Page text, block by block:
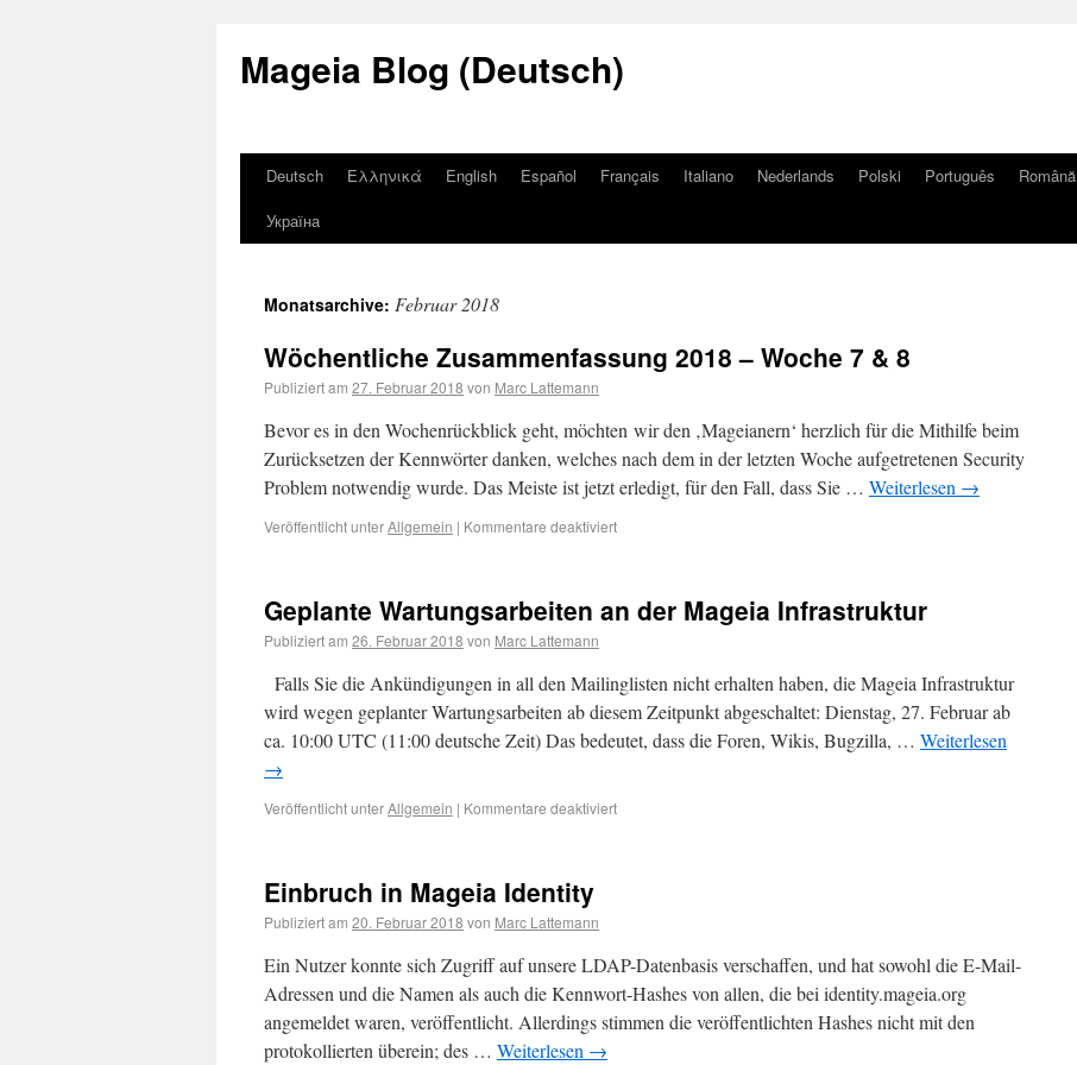
Mageia Blog (Deutsch)
Deutsch Ελληνικά English Español Français Italiano Nederlands Polski Português Română
Україна
Monatsarchive: Februar 2018
Wöchentliche Zusammenfassung 2018 – Woche 7 & 8
Publiziert am 27. Februar 2018 von Marc Lattemann
Bevor es in den Wochenrückblick geht, möchten wir den ‚Mageianern‘ herzlich für die Mithilfe beim
Zurücksetzen der Kennwörter danken, welches nach dem in der letzten Woche aufgetretenen Security
Problem notwendig wurde. Das Meiste ist jetzt erledigt, für den Fall, dass Sie … Weiterlesen →
Veröffentlicht unterAllgemein | Kommentare deaktiviert
Geplante Wartungsarbeiten an der Mageia Infrastruktur
Publiziert am 26. Februar 2018 von Marc Lattemann
Falls Sie die Ankündigungen in all den Mailinglisten nicht erhalten haben, die Mageia Infrastruktur
wird wegen geplanter Wartungsarbeiten ab diesem Zeitpunkt abgeschaltet: Dienstag, 27. Februar ab
ca. 10:00 UTC (11:00 deutsche Zeit) Das bedeutet, dass die Foren, Wikis, Bugzilla, … Weiterlesen
→
Veröffentlicht unterAllgemein | Kommentare deaktiviert
Einbruch in Mageia Identity
Publiziert am 20. Februar 2018 von Marc Lattemann
Ein Nutzer konnte sich Zugriff auf unsere LDAP-Datenbasis verschaffen, und hat sowohl die E-Mail-
Adressen und die Namen als auch die Kennwort-Hashes von allen, die bei identity.mageia.org
angemeldet waren, veröffentlicht. Allerdings stimmen die veröffentlichten Hashes nicht mit den
protokollierten überein; des … Weiterlesen →